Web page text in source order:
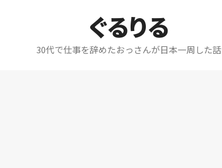
ぐるりる
30代で仕事を辞めたおっさんが日本一周した話